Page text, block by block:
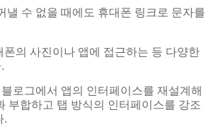
낼 수 없을 때에도 휴대폰 링크로 문자를
폰의 사진이나 앱에 접근하는 등 다양한
로그에서 앱의 인터페이스를 재설계해
부합하고 탭 방식의 인터페이스를 강조
.